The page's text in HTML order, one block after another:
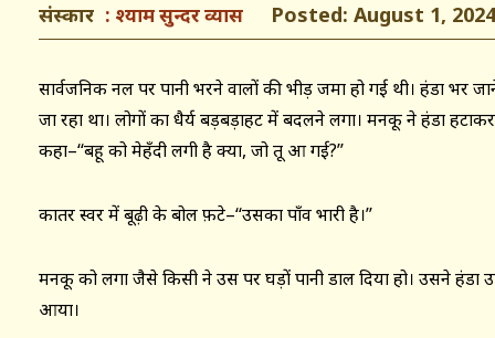
संस्कार श्याम सुन्दर व्यास Posted: August 1, 2024
सार्वजनिक नल पर पानी भरने वालों की भीड़ जमा हो गई थी। हंडा भर
जा रहा था। लोगों का धैर्य बड़बड़ाहट में बदलने लगा। मनकू ने हंडा
कहा–‘‘बहू को मेहँदी लगी है क्या, जो तू आ गई?’’
कातर स्वर में बूढ़ी के बोल फ़टे–‘‘उसका पाँव भारी है।’’
मनकू को लगा जैसे किसी ने उस पर घड़ों पानी डाल दिया हो। उसने हंडा
आया।